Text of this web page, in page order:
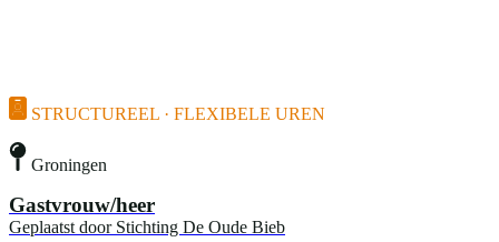
STRUCTUREEL · FLEXIBELE UREN
Groningen
Gastvrouw/heer
Geplaatst door Stichting De Oude Bieb